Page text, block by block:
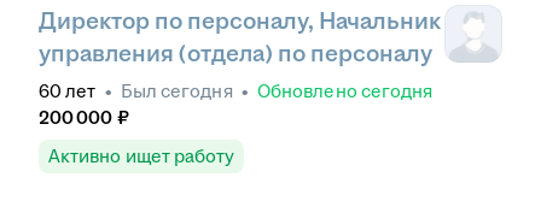
Директор по персоналу, Начальник
управления (отдела) по персоналу
60 лет • Был сегодня • Обновлено сегодня
200 000 ₽
Активно ищет работу